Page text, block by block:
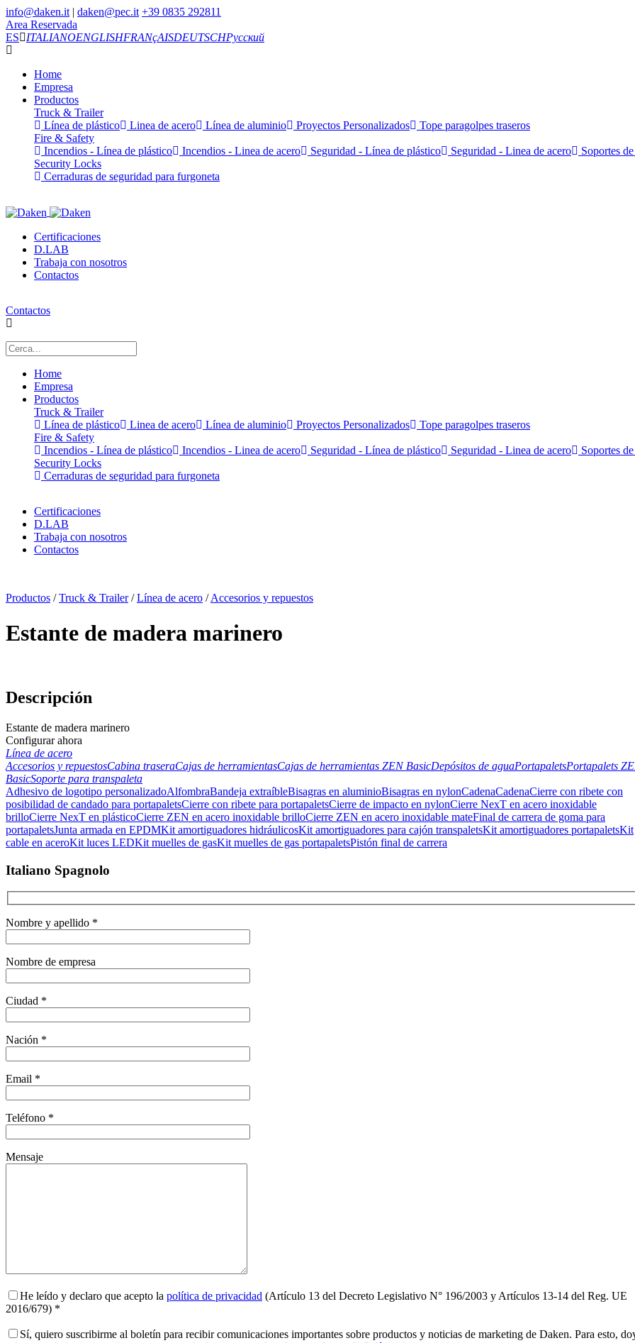
info@daken.it | daken@pec.it +39 0835 292811
Area Reservada
ES
ITALIANOENGLISHFRANçAISDEUTSCHРусский
Home
Empresa
Productos
Truck & Trailer
Línea de plástico
Linea de acero Línea de aluminio Proyectos Personalizados
Tope paragolpes traseros
Fire & Safety
Incendios - Línea de plástico
Incendios - Linea de acero Seguridad - Línea de plástico Seguridad - Linea de acero
Soportes
Security Locks
Cerraduras de seguridad para furgoneta
Certificaciones
D.LAB
Trabaja con nosotros
Contactos
Contactos
Home
Empresa
Productos
Truck & Trailer
Línea de plástico
Linea de acero Línea de aluminio Proyectos Personalizados
Tope paragolpes traseros
Fire & Safety
Incendios - Línea de plástico
Incendios - Linea de acero Seguridad - Línea de plástico Seguridad - Linea de acero
Soportes
Security Locks
Cerraduras de seguridad para furgoneta
Certificaciones
D.LAB
Trabaja con nosotros
Contactos
Productos /Truck & Trailer/Línea de acero /Accesorios y repuestos
Estante de madera marinero
Descripción
Estante de madera marinero
Configurar ahora
Línea de acero
Accesorios y repuestosCabina traseraCajas de herramientasCajas de herramientas ZEN BasicDepósitos de aguaPortapaletsPortapalets
BasicSoporte para transpaleta
Adhesivo de logotipo personalizadoAlfombraBandeja extraíbleBisagras en aluminioBisagras en nylonCadenaCadenaCierre con ribete con
posibilidad de candado para portapaletsCierre con ribete para portapaletsCierre de impacto en nylonCierre NexT en acero inoxidable
brilloCierre NexT en plásticoCierre ZEN en acero inoxidable brilloCierre ZEN en acero inoxidable mateFinal de carrera de goma para
portapaletsJunta armada en EPDMKit amortiguadores hidráulicosKit amortiguadores para cajón transpaletsKit amortiguadores portapaletsKit
cable en aceroKit luces LEDKit muelles de gasKit muelles de gas portapaletsPistón final de carrera
Italiano Spagnolo
Nombre y apellido *
Nombre de empresa
Ciudad *
Nación *
Email *
Teléfono *
Mensaje
He leído y declaro que acepto la política de privacidad (Artículo 13 del Decreto Legislativo N° 196/2003 y Artículos 13-14 del Reg. UE
2016/679) *
Sí, quiero suscribirme al boletín para recibir comunicaciones importantes sobre productos y noticias de marketing de Daken. Para esto,